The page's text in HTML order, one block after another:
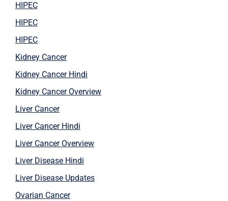
HIPEC
HIPEC
HIPEC
Kidney Cancer
Kidney Cancer Hindi
Kidney Cancer Overview
Liver Cancer
Liver Cancer Hindi
Liver Cancer Overview
Liver Disease Hindi
Liver Disease Updates
Ovarian Cancer